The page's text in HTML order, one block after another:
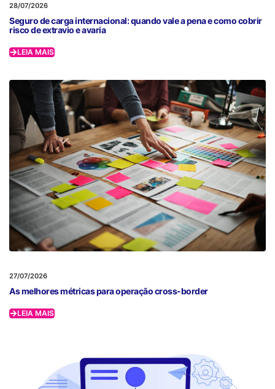
28/07/2026
Seguro de carga internacional: quando vale a pena e como cobrir
risco de extravio e avaria
LEIA MAIS
27/07/2026
As melhores métricas para operação cross-border
LEIA MAIS